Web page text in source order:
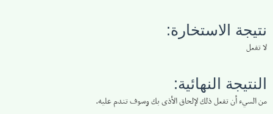
نتيجة الاستخارة:
لا تفعل
النتيجة النهائية:
من السيء أن تفعل ذلك لإلحاق الأذى بك وسوف تندم عليه.